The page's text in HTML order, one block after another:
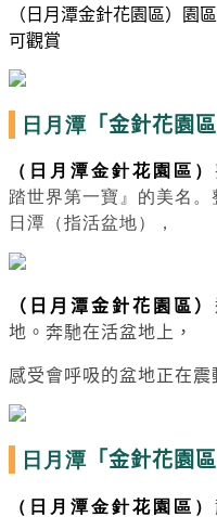
（日月潭金針花園區）園
可觀賞
日月潭 「金針花園區
（日月潭金針花園區）
踏世界第一寶』的美名
日潭（指活盆地），
（日月潭金針花園區）
地。奔馳在活盆地上，
感受會呼吸的盆地正在震
日月潭 「金針花園區
（日月潭金針花園區）